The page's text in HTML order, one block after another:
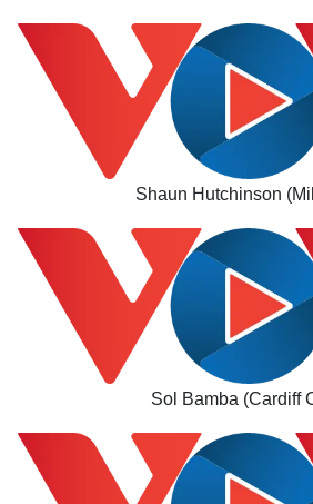
Shaun Hutchinson
Sol Bamba (Cardiff